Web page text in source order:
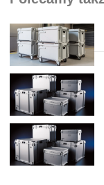
Nawigacja